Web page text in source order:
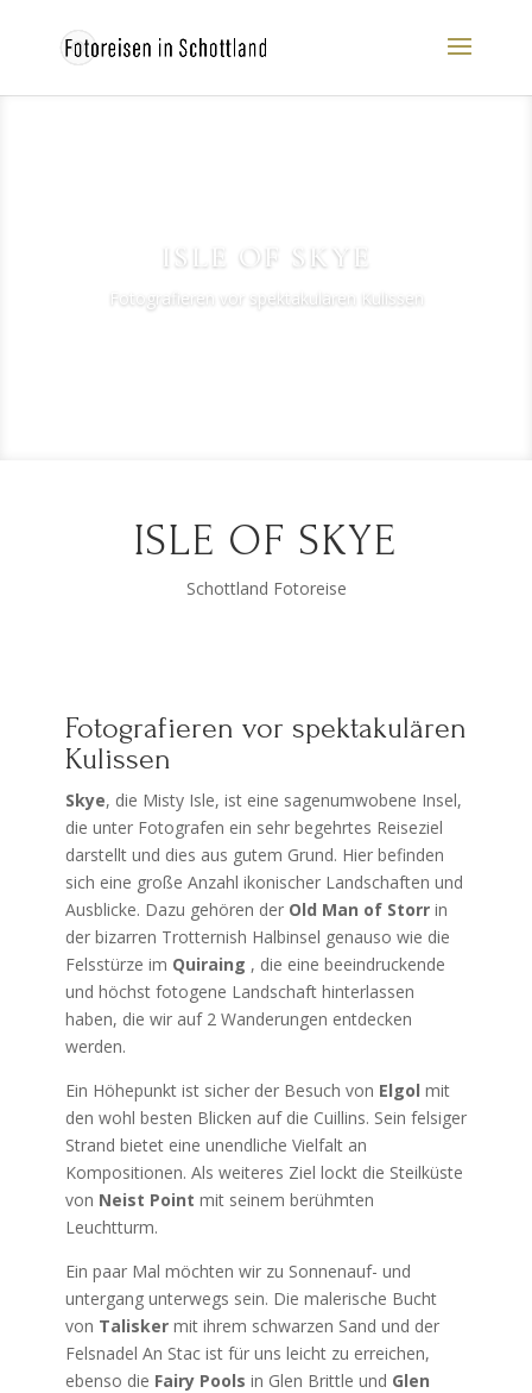
ISLE OF SKYE
Fotografieren vor spektakulären Kulissen
ISLE OF SKYE
Schottland Fotoreise
Fotografieren vor spektakulären
Kulissen
Skye, die Misty Isle, ist eine sagenumwobene Insel,
die unter Fotografen ein sehr begehrtes Reiseziel
darstellt und dies aus gutem Grund. Hier befinden
sich eine große Anzahl ikonischer Landschaften und
Ausblicke. Dazu gehören der Old Man of Storr in
der bizarren Trotternish Halbinsel genauso wie die
Felsstürze im Quiraing , die eine beeindruckende
und höchst fotogene Landschaft hinterlassen
haben, die wir auf 2 Wanderungen entdecken
werden.
Ein Höhepunkt ist sicher der Besuch von Elgol mit
den wohl besten Blicken auf die Cuillins. Sein felsiger
Strand bietet eine unendliche Vielfalt an
Kompositionen. Als weiteres Ziel lockt die Steilküste
von Neist Point mit seinem berühmten
Leuchtturm.
Ein paar Mal möchten wir zu Sonnenauf- und
untergang unterwegs sein. Die malerische Bucht
von Taliskermit ihrem schwarzen Sand und der
Felsnadel An Stac ist für uns leicht zu erreichen,
ebenso die Fairy Pools in Glen Brittle und Glen